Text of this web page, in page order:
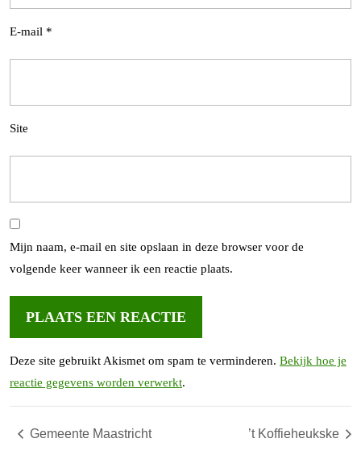
E-mail *
Site
Mijn naam, e-mail en site opslaan in deze browser voor de
volgende keer wanneer ik een reactie plaats.
Deze site gebruikt Akismet om spam te verminderen. Bekijk hoe je
reactie gegevens worden verwerkt.
Gemeente Maastricht ’t Koffieheukske